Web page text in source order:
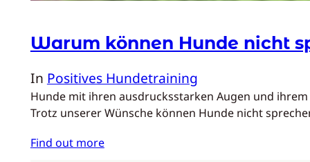
Warum können Hunde nicht
In Positives Hundetraining
Hunde mit ihren ausdrucksstarken Augen und
Trotz unserer Wünsche können Hunde nicht
Find out more